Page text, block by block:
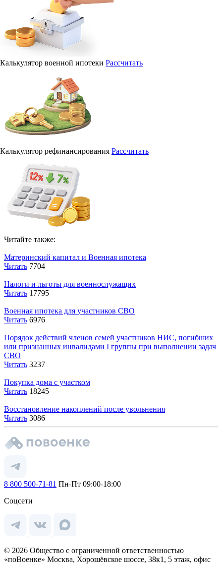
Калькулятор военной ипотеки Рассчитать
Калькулятор рефинансирования Рассчитать
Читайте также:
Материнский капитал и Военная ипотека
Читать 7704
Налоги и льготы для военнослужащих
Читать 17795
Военная ипотека для участников СВО
Читать 6976
Порядок действий членов семей участников НИС, погибших
или признанных инвалидами I группы при выполнении задач
СВО
Читать 3237
Покупка дома с участком
Читать 18245
Восстановление накоплений после увольнения
Читать 3086
8 800 500-71-81 Пн-Пт 09:00-18:00
Соцсети
© 2026 Общество с ограниченной ответственностью
«поВоенке» Москва, Хорошёвское шоссе, 38к1, 5 этаж, офис